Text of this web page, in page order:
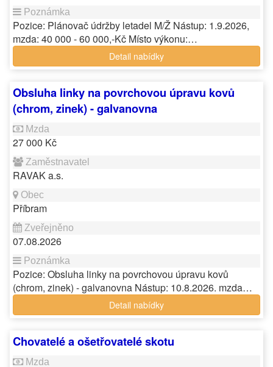
Pozice: Plánovač údržby letadel M/Ž Nástup: 1.9.2026,
mzda: 40 000 - 60 000,-Kč Místo výkonu:…
Detail nabídky
Obsluha linky na povrchovou úpravu kovů
(chrom, zinek) - galvanovna
27 000 Kč
RAVAK a.s.
Příbram
07.08.2026
Pozice: Obsluha linky na povrchovou úpravu kovů
(chrom, zinek) - galvanovna Nástup: 10.8.2026. mzda…
Detail nabídky
Chovatelé a ošetřovatelé skotu